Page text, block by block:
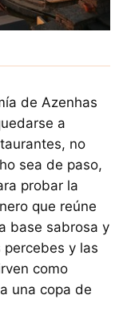
de Azenhas
a
no
sea de paso,
probar la
que reúne
base sabrosa y
y las
como
una copa de